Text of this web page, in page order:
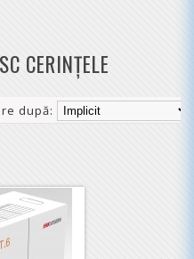
CERINŢELE
după: